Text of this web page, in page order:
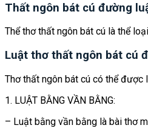
Thất ngôn bát cú đường
Thể thơ thất ngôn bát cú là thể
Luật thơ thất ngôn bát cú
Thơ thất ngôn bát cú có thể được
1. LUẬT BẰNG VẦN BẰNG:
– Luật bằng vần bằng là bài thơ